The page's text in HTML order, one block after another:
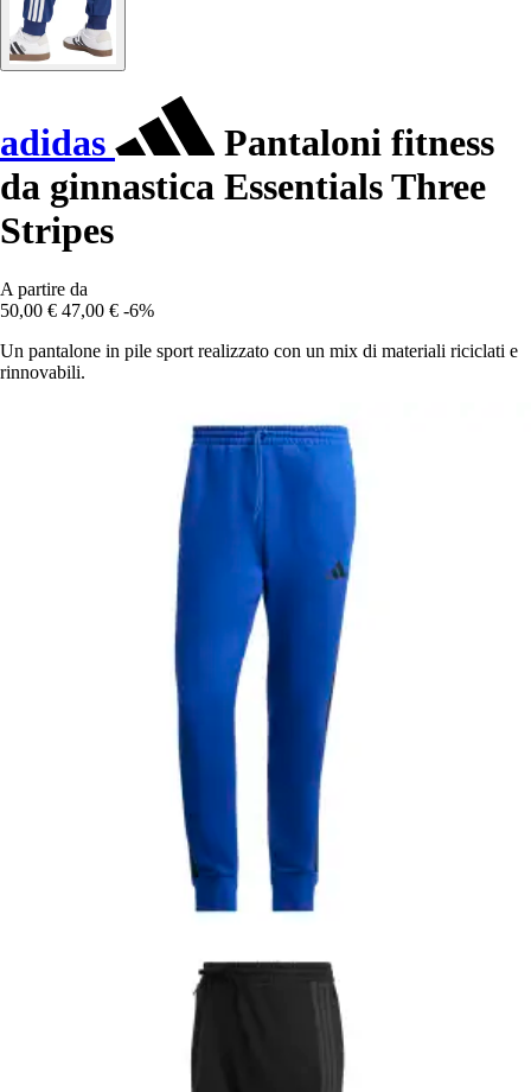
adidas
Pantaloni fitness
da ginnastica Essentials Three
Stripes
A partire da
50,00 € 47,00 € -6%
Un pantalone in pile sport realizzato con un mix di materiali riciclati e
rinnovabili.